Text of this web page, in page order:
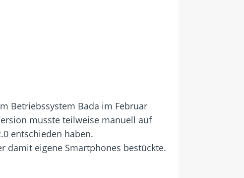
Betriebssystem Bada im Februar
musste teilweise manuell auf
entschieden haben.
damit eigene Smartphones bestückte.